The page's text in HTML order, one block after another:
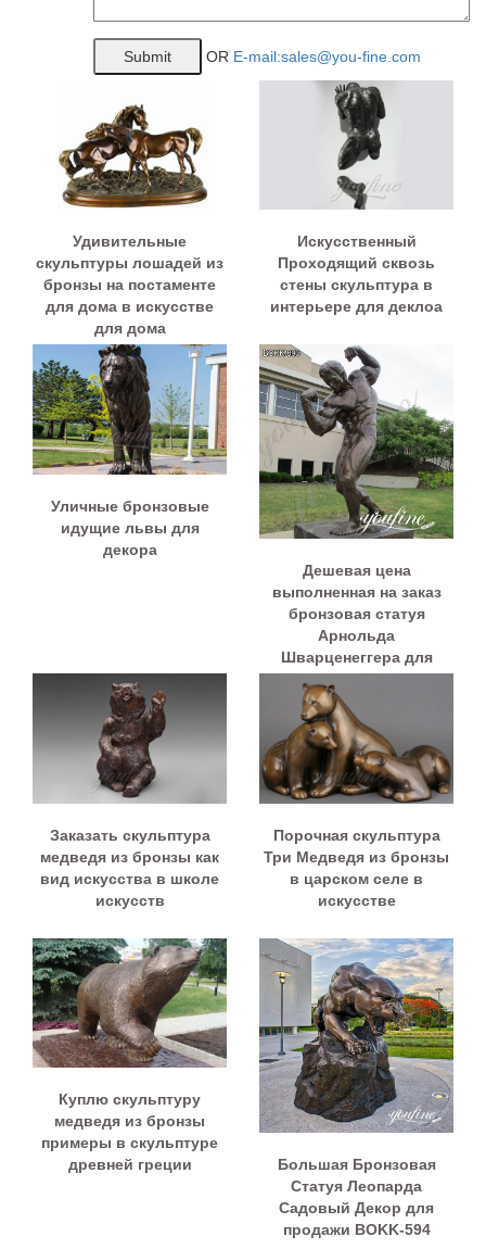
OR E-mail:sales@you-fine.com
Удивительные
скульптуры лошадей из
бронзы на постаменте
для дома в искусстве
для дома
Искусственный
Проходящий сквозь
стены скульптура в
интерьере для деклоа
Уличные бронзовые
идущие львы для
декора
Дешевая цена
выполненная на заказ
бронзовая статуя
Арнольда
Шварценеггера для
продажи BOKK-893
Заказать скульптура
медведя из бронзы как
вид искусства в школе
искусств
Порочная скульптура
Три Медведя из бронзы
в царском селе в
искусстве
Куплю скульптуру
медведя из бронзы
примеры в скульптуре
древней греции
Большая Бронзовая
Статуя Леопарда
Садовый Декор для
продажи BOKK-594